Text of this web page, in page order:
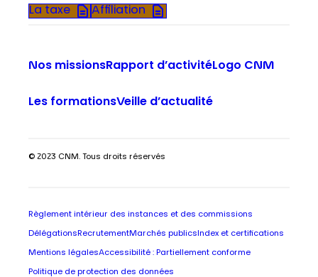
La taxe Affiliation
Nos missionsRapport d’activitéLogo CNM
Les formationsVeille d’actualité
© 2023 CNM. Tous droits réservés
Règlement intérieur des instances et des commissions
DélégationsRecrutementMarchés publicsIndex et certifications
Mentions légalesAccessibilité : Partiellement conforme
Politique de protection des données